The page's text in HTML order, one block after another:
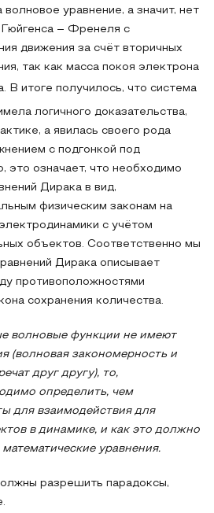
уравнение, а значит, нет
– Френеля с
движения за счёт вторичных
так как масса покоя электрона
В итоге получилось, что система
логичного доказательства,
а явилась своего рода
с подгонкой под
это означает, что необходимо
Дирака в вид,
физическим законам на
с учётом
объектов. Соответственно мы
Дирака описывает
противоположностями
сохранения количества.
волновые функции не имеют
(волновая закономерность и
друг другу), то,
определить, чем
для взаимодействия для
в динамике, и как это должно
уравнения.
разрешить парадоксы,